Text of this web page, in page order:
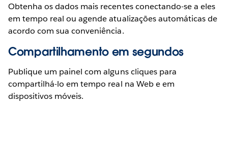
Obtenha os dados mais recentes conectando-se a eles
em tempo real ou agende atualizações automáticas de
acordo com sua conveniência.
Compartilhamento em segundos
Publique um painel com alguns cliques para
compartilhá-lo em tempo real na Web e em
dispositivos móveis.